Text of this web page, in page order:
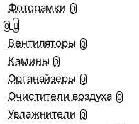
Фоторамки 0
0
Вентиляторы 0
Камины 0
Органайзеры 0
Очистители воздуха 0
Увлажнители 0